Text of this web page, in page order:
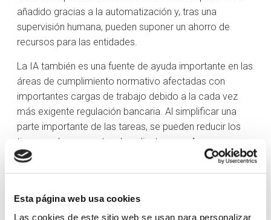
Esta página web usa cookies
Las cookies de este sitio web se usan para personalizar
añadido gracias a la automatización y, tras una
supervisión humana, pueden suponer un ahorro de
recursos para las entidades.
La IA también es una fuente de ayuda importante en las
áreas de cumplimiento normativo afectadas con
importantes cargas de trabajo debido a la cada vez
más exigente regulación bancaria. Al simplificar una
parte importante de las tareas, se pueden reducir los
tiempos de respuesta a los clientes y
mejorar su
relación
detección de amenazas, posibles fraudes y la
autenticación biométrica para proteger los datos de